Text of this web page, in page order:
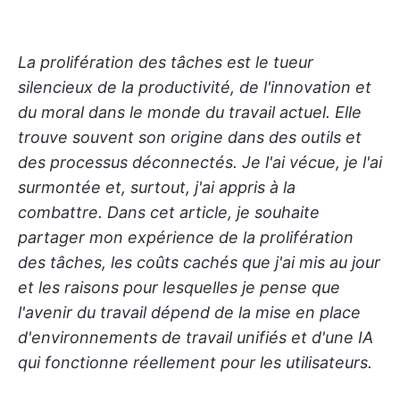
La prolifération des tâches est le tueur
silencieux de la productivité, de l'innovation et
du moral dans le monde du travail actuel. Elle
trouve souvent son origine dans des outils et
des processus déconnectés. Je l'ai vécue, je l'ai
surmontée et, surtout, j'ai appris à la
combattre. Dans cet article, je souhaite
partager mon expérience de la prolifération
des tâches, les coûts cachés que j'ai mis au jour
et les raisons pour lesquelles je pense que
l'avenir du travail dépend de la mise en place
d'environnements de travail unifiés et d'une IA
qui fonctionne réellement pour les utilisateurs.